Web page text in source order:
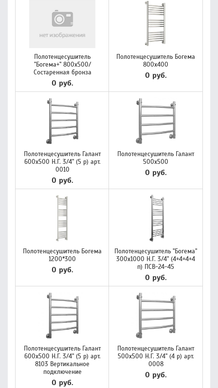
Полотенцесушитель
"Богема+" 800х500/
Состаренная бронза
0 руб.
Полотенцесушитель Богема
800х400
0 руб.
Полотенцесушитель Галант
600х500 Н.Г. 3/4" (5 р) арт.
0010
0 руб.
Полотенцесушитель Галант
500х500
0 руб.
Полотенцесушитель Богема
1200*300
0 руб.
Полотенцесушитель "Богема"
300х1000 Н.Г. 3/4" (4+4+4+4
п) ПСВ-24-45
0 руб.
Полотенцесушитель Галант
600х500 Н.Г. 3/4" (5 р) арт.
8103 Вертикальное
подключение
0 руб.
Полотенцесушитель Галант
500х500 Н.Г. 3/4" (4 р) арт.
0008
0 руб.